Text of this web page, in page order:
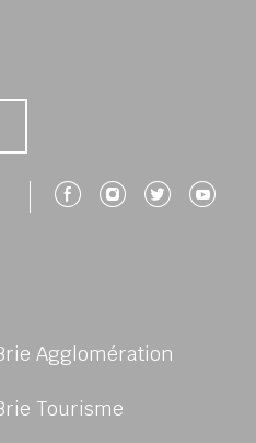
Suivez-nous
Suivez-
Agglomération
Tourisme